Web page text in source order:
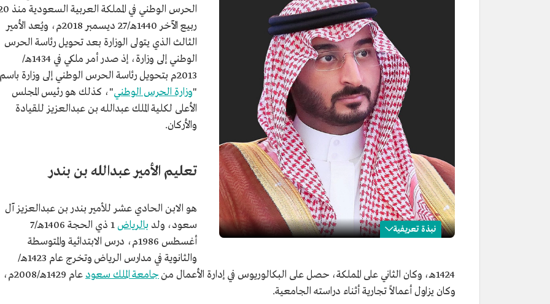
نبذة تعريفية
الاسم
الأمير عبدالله بن بندر بن عبدالعزيز آل سعود.
تاريخ الميلاد
1406هـ/1986م.
الحرس الوطني في المملكة
ربيع الآخر 1440هـ/27 ديسمبر 2018م، ويُعد الأمير
الثالث الذي يتولى الوزارة بعد تحويل رئاسة الحرس
الوطني إلى وزارة، إذ صدر أمر ملكي في 1434هـ/
2013م بتحويل رئاسة الحرس الوطني إلى وزارة باسم
"وزارة الحرس الوطني"، كذلك هو رئيس المجلس
الأعلى لكلية الملك عبدالله بن عبدالعزيز للقيادة
والأركان.
تعليم الأمير عبدالله بن بندر
هو الابن الحادي عشر للأمير بندر بن عبدالعزيز آل
سعود، ولد بالرياض
1 ذي الحجة 1406هـ/7
أغسطس 1986م، درس الابتدائية والمتوسطة
والثانوية في مدارس الرياض وتخرج عام 1423هـ/
1424هـ، وكان الثاني على المملكة، حصل على البكالوريوس في إدارة الأعمال من
جامعة الملك سعود
عام 1429هـ/2008م،
وكان يزاول أعمالاً تجارية أثناء دراسته الجامعية.